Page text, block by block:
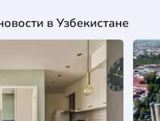
в Узбекистане